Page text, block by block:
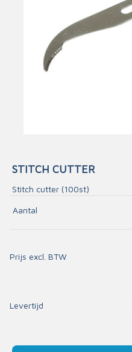
STITCH CUTTER
Stitch cutter (100st)
Aantal
Prijs excl. BTW
Levertijd